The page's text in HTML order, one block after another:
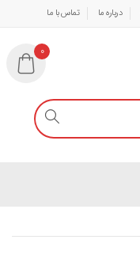
درباره ما تماس با ما
0